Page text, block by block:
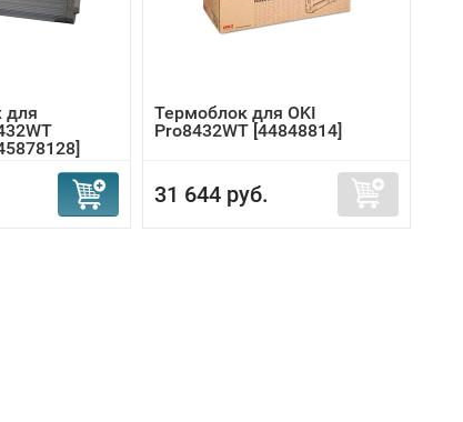
для
Термоблок для OKI
Pro8432WT [44848814]
31 644 руб.